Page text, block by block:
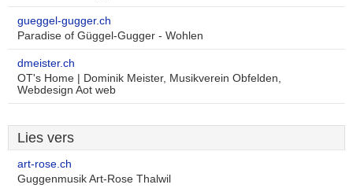
gueggel-gugger.ch
Paradise of Güggel-Gugger - Wohlen
dmeister.ch
OT's Home | Dominik Meister, Musikverein Obfelden,
Webdesign Aot web
Lies vers
art-rose.ch
Guggenmusik Art-Rose Thalwil